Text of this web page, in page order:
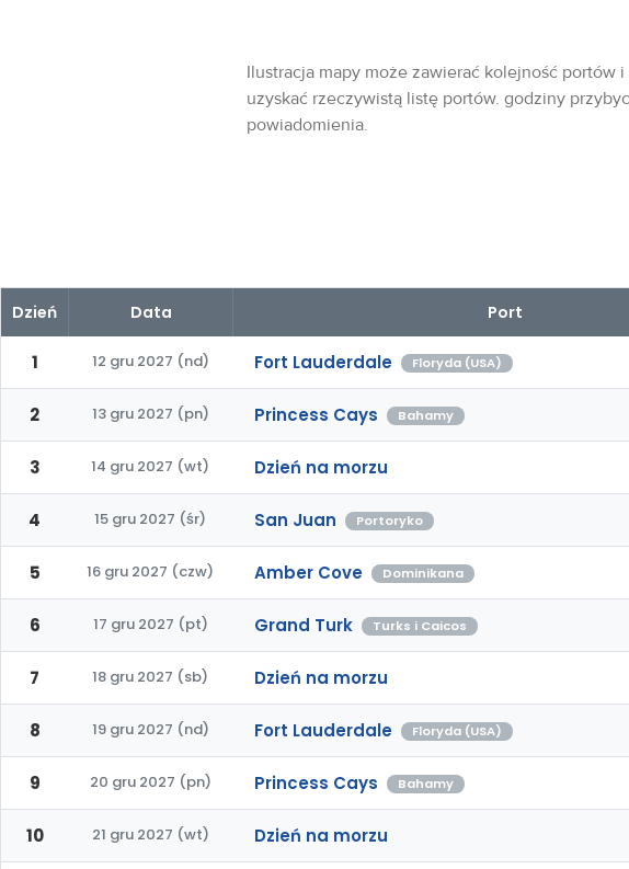
Ilustracja mapy może zawierać kolejność portów
uzyskać rzeczywistą listę portów. godziny
powiadomienia.
Dzień Data Port
1 12 gru 2027 (nd) Fort Lauderdale Floryda (USA)
2 13 gru 2027 (pn) Princess Cays Bahamy
3 14 gru 2027 (wt) Dzień na morzu
4 15 gru 2027 (śr) San Juan Portoryko
5 16 gru 2027 (czw) Amber Cove Dominikana
6 17 gru 2027 (pt) Grand Turk Turks i Caicos
7 18 gru 2027 (sb) Dzień na morzu
8 19 gru 2027 (nd) Fort Lauderdale Floryda (USA)
9 20 gru 2027 (pn) Princess Cays Bahamy
10 21 gru 2027 (wt) Dzień na morzu